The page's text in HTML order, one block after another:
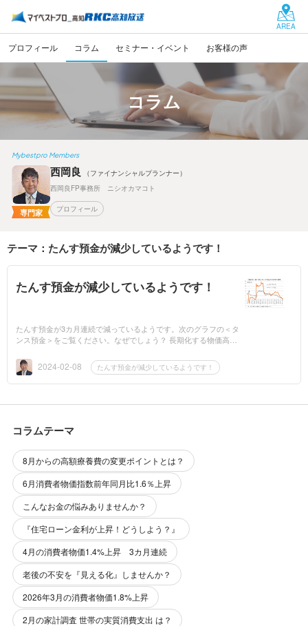
AREA
プロフィール コラム セミナー・イベント お客様の声
コラム
Mybestpro Members
専門家
西岡良
（ファイナンシャルプランナー）
西岡良FP事務所 ニシオカマコト
プロフィール
テーマ：たんす預金が減少しているようです！
たんす預金が減少しているようです！
たんす預金が3カ月連続で減っているようです。次のグラフの＜タ
ンス預金＞をご覧ください。なぜでしょう？ 長期化する物価高に
きが活発にな...
2024-02-08 たんす預金が減少しているようです！
コラムテーマ
8月からの高額療養費の変更ポイントとは？
6月消費者物価指数前年同月比1.6％上昇
こんなお金の悩みありませんか？
『住宅ローン金利が上昇！どうしよう？』
4月の消費者物価1.4%上昇 3カ月連続
老後の不安を『見える化』しませんか？
2026年3月の消費者物価1.8%上昇
2月の家計調査 世帯の実質消費支出 は？